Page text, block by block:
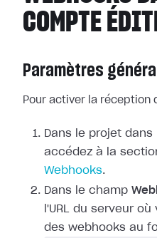
COMPTE
Paramètres
Pour activer la réception
Dans le projet
accédez à la
Webhooks.
Dans le champ
l'URL du serveur où
des webhooks au